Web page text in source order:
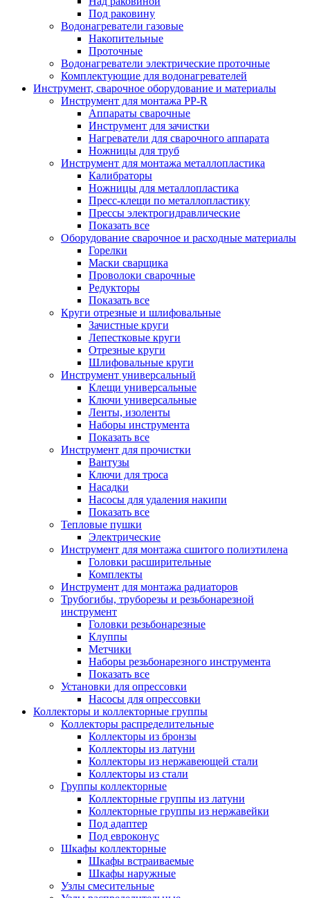
Под раковину
Водонагреватели газовые
Накопительные
Проточные
Водонагреватели электрические проточные
Комплектующие для водонагревателей
Инструмент, сварочное оборудование и материалы
Инструмент для монтажа PP-R
Аппараты сварочные
Инструмент для зачистки
Нагреватели для сварочного аппарата
Ножницы для труб
Инструмент для монтажа металлопластика
Калибраторы
Ножницы для металлопластика
Пресс-клещи по металлопластику
Прессы электрогидравлические
Показать все
Оборудование сварочное и расходные материалы
Горелки
Маски сварщика
Проволоки сварочные
Редукторы
Показать все
Круги отрезные и шлифовальные
Зачистные круги
Лепестковые круги
Отрезные круги
Шлифовальные круги
Инструмент универсальный
Клещи универсальные
Ключи универсальные
Ленты, изоленты
Наборы инструмента
Показать все
Инструмент для прочистки
Вантузы
Ключи для троса
Насадки
Насосы для удаления накипи
Показать все
Тепловые пушки
Электрические
Инструмент для монтажа сшитого полиэтилена
Головки расширительные
Комплекты
Инструмент для монтажа радиаторов
Трубогибы, труборезы и резьбонарезной
инструмент
Головки резьбонарезные
Клуппы
Метчики
Наборы резьбонарезного инструмента
Показать все
Установки для опрессовки
Насосы для опрессовки
Коллекторы и коллекторные группы
Коллекторы распределительные
Коллекторы из бронзы
Коллекторы из латуни
Коллекторы из нержавеющей стали
Коллекторы из стали
Группы коллекторные
Коллекторные группы из латуни
Коллекторные группы из нержавейки
Под адаптер
Под евроконус
Шкафы коллекторные
Шкафы встраиваемые
Шкафы наружные
Узлы смесительные